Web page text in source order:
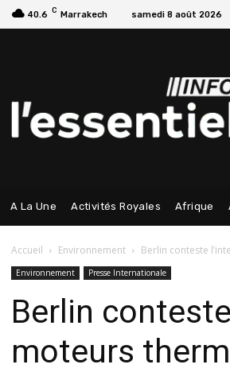
40.6 C Marrakech samedi 8 août 2026
A La Une Activités Royales Afrique
Accueil Environnement Berlin conteste
Environnement Presse Internationale
Berlin
moteurs